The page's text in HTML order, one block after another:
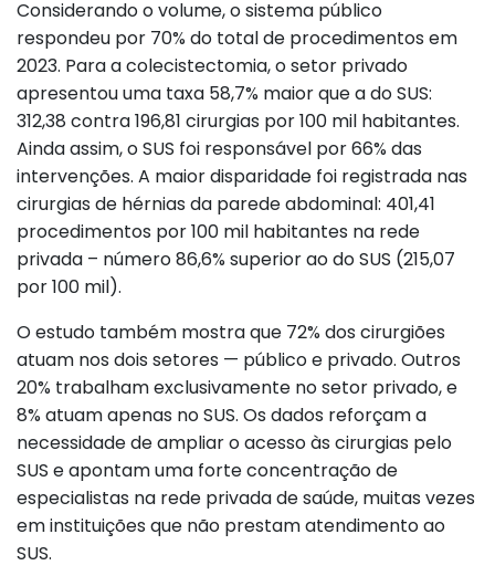
Considerando o volume, o sistema público
respondeu por 70% do total de procedimentos em
2023. Para a colecistectomia, o setor privado
apresentou uma taxa 58,7% maior que a do SUS:
312,38 contra 196,81 cirurgias por 100 mil habitantes.
Ainda assim, o SUS foi responsável por 66% das
intervenções. A maior disparidade foi registrada nas
cirurgias de hérnias da parede abdominal: 401,41
procedimentos por 100 mil habitantes na rede
privada – número 86,6% superior ao do SUS (215,07
por 100 mil).
O estudo também mostra que 72% dos cirurgiões
atuam nos dois setores — público e privado. Outros
20% trabalham exclusivamente no setor privado, e
8% atuam apenas no SUS. Os dados reforçam a
necessidade de ampliar o acesso às cirurgias pelo
SUS e apontam uma forte concentração de
especialistas na rede privada de saúde, muitas vezes
em instituições que não prestam atendimento ao
SUS.